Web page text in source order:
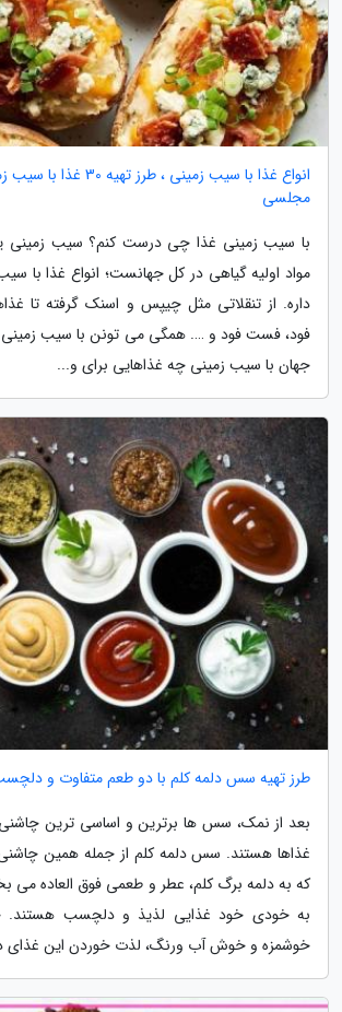
انواع غذا با سیب زمینی ، طرز
مجلسی
با سیب زمینی غذا چی درست کنم؟ سیب زمینی
مواد اولیه گیاهی در کل جهانست؛ انواع غذا با
داره. از تنقلاتی مثل چیپس و اسنک گرفته تا
فود، فست فود و …. همگی می تونن با سیب
جهان با سیب زمینی چه غذاهایی برای و...
طرز تهیه سس دلمه کلم با دو طعم متفاوت و
بعد از نمک، سس ها برترین و اساسی ترین
غذاها هستند. سس دلمه کلم از جمله همین
که به دلمه برگ کلم، عطر و طعمی فوق العاده می
به خودی خود غذایی لذیذ و دلچسب هستند.
خوشمزه و خوش آب ورنگ، لذت خوردن این